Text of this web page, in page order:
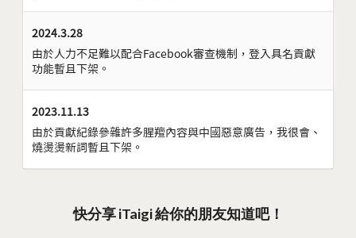
2024.3.28
由於人力不足難以配合Facebook審查機制，登入具名貢獻
功能暫且下架。
2023.11.13
由於貢獻紀錄參雜許多腥羶內容與中國惡意廣告，我很會、
燒燙燙新詞暫且下架。
快分享 iTaigi 給你的朋友知道吧！